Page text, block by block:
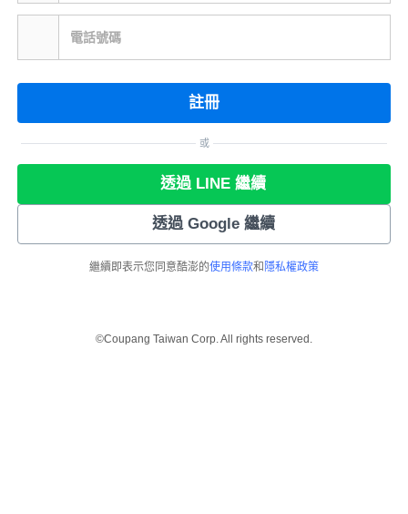
電話號碼
註冊
或
透過 LINE 繼續
透過 Google 繼續
繼續即表示您同意酷澎的使用條款和 隱私權政策
©Coupang Taiwan Corp. All rights reserved.